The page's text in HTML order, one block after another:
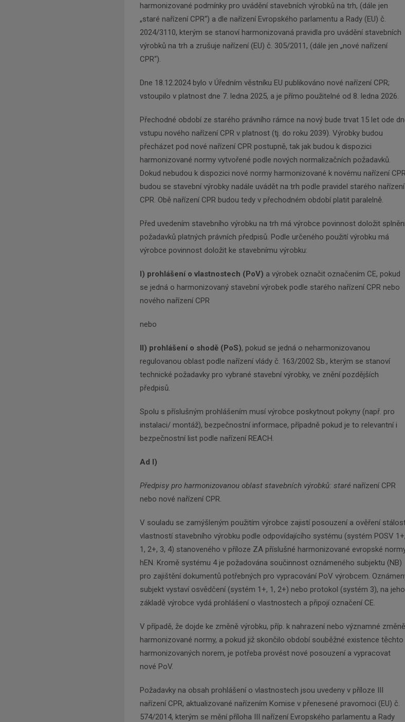
harmonizované podmínky pro uvádění stavebních výrobků na trh, (dále jen
„staré nařízení CPR“) a dle nařízení Evropského parlamentu a Rady (EU) č.
2024/3110, kterým se stanoví harmonizovaná pravidla pro uvádění stavebních
výrobků na trh a zrušuje nařízení (EU) č. 305/2011, (dále jen „nové nařízení
CPR“).
Dne 18.12.2024 bylo v Úředním věstníku EU publikováno nové nařízení CPR;
vstoupilo v platnost dne 7. ledna 2025, a je přímo použitelné od 8. ledna 2026.
Přechodné období ze starého právního rámce na nový bude trvat 15 let ode
vstupu nového nařízení CPR v platnost (tj. do roku 2039). Výrobky budou
přecházet pod nové nařízení CPR postupně, tak jak budou k dispozici
harmonizované normy vytvořené podle nových normalizačních požadavků.
Dokud nebudou k dispozici nové normy harmonizované k novému nařízení
budou se stavební výrobky nadále uvádět na trh podle pravidel starého nařízení
CPR. Obě nařízení CPR budou tedy v přechodném období platit paralelně.
Před uvedením stavebního výrobku na trh má výrobce povinnost doložit
požadavků platných právních předpisů. Podle určeného použití výrobku má
výrobce povinnost doložit ke stavebnímu výrobku:
I) prohlášení o vlastnostech (PoV) a výrobek označit označením CE, pokud
se jedná o harmonizovaný stavební výrobek podle starého nařízení CPR nebo
nového nařízení CPR
nebo
II) prohlášení o shodě (PoS), pokud se jedná o neharmonizovanou
regulovanou oblast podle nařízení vlády č. 163/2002 Sb., kterým se stanoví
technické požadavky pro vybrané stavební výrobky, ve znění pozdějších
předpisů.
Spolu s příslušným prohlášením musí výrobce poskytnout pokyny (např. pro
instalaci/ montáž), bezpečnostní informace, případně pokud je to relevantní i
bezpečnostní list podle nařízení REACH.
Ad I)
Předpisy pro harmonizovanou oblast stavebních výrobků: staré nařízení CPR
nebo nové nařízení CPR.
V souladu se zamýšleným použitím výrobce zajistí posouzení a ověření
vlastností stavebního výrobku podle odpovídajícího systému (systém POSV 1+,
1, 2+, 3, 4) stanoveného v příloze ZA příslušné harmonizované evropské
hEN. Kromě systému 4 je požadována součinnost oznámeného subjektu (NB)
pro zajištění dokumentů potřebných pro vypracování PoV výrobcem.
subjekt vystaví osvědčení (systém 1+, 1, 2+) nebo protokol (systém 3), na
základě výrobce vydá prohlášení o vlastnostech a připojí označení CE.
V případě, že dojde ke změně výrobku, příp. k nahrazení nebo významné změně
harmonizované normy, a pokud již skončilo období souběžné existence těchto
harmonizovaných norem, je potřeba provést nové posouzení a vypracovat
nové PoV.
Požadavky na obsah prohlášení o vlastnostech jsou uvedeny v příloze III
nařízení CPR, aktualizované nařízením Komise v přenesené pravomoci (EU) č.
574/2014, kterým se mění příloha III nařízení Evropského parlamentu a Rady
Newsletter
Zadejte váš email a my Vám budeme
nejdůležitější informace, maximálně